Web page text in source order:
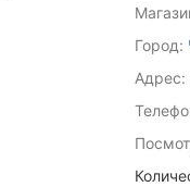
Город:
Адрес: